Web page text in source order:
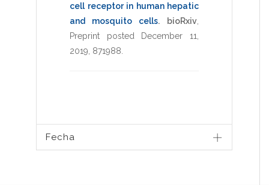
cell receptor in human hepatic
and mosquito cells. bioRxiv
Preprint posted December 11,
2019 871988
Fecha